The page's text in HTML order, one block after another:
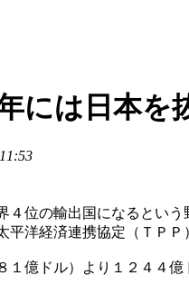
には日本を
４位の輸出国になるとい
平洋経済連携協定（ＴＰ
１億ドル）より１２４４